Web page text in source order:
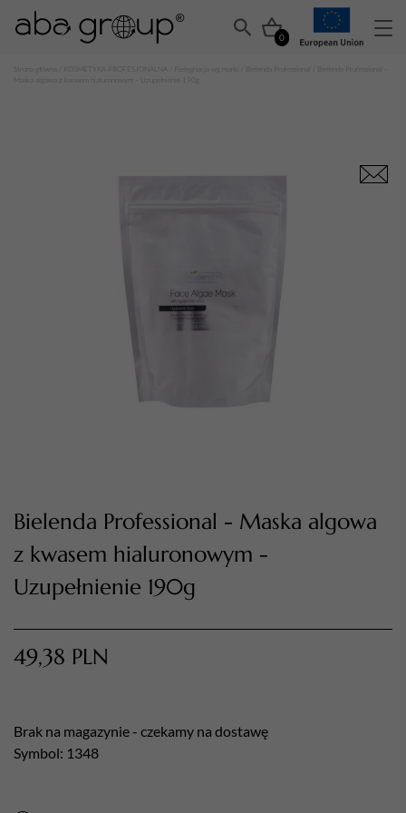
0
TWÓJ KOSZYK (0)
KOSMETYKA PROFESJONALNA Pielęgnacja wg marki Bielenda Professional
/ Bielenda Professional –
Maska algowa z kwasem hialuronowym – Uzupełnienie 190g
Bielenda Professional - Maska algowa
z kwasem hialuronowym -
Uzupełnienie 190g
49,38 PLN
Brak na magazynie - czekamy na dostawę
Symbol: 1348